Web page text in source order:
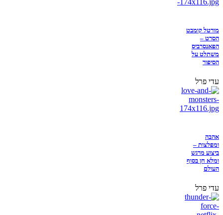
מורטל קומבט
הסרט –
הפאנסרביס
משתלט על
הסיפור
עדי פרל
אהבה
ומפלצות –
ביצוע מרגש
ומלא חן בסוף
העולם
עדי פרל